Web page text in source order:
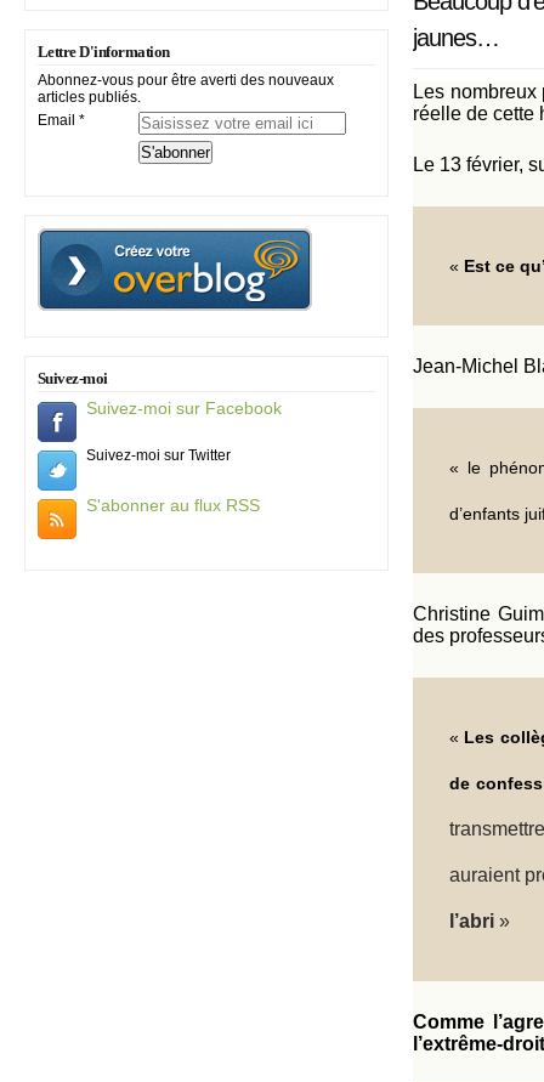
Lettre D'information
Abonnez-vous pour être averti des nouveaux
articles publiés.
Email
Suivez-moi
Suivez-moi sur Facebook
Suivez-moi sur Twitter
S'abonner au flux RSS
jaunes…
Les
réelle de cette
Le 13 février,
« Est ce
Jean-Michel
« le
d’enfants
Christine
des
« Les
de
auraient
l’abri »
Comme
l’extrême-